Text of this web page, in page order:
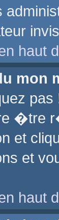
haut
mon
�tre
et
et
haut